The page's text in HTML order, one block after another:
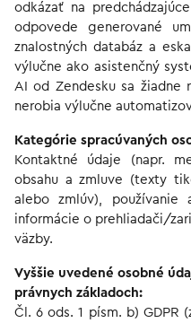
odkázať na
odpovede generované
znalostných databáz a
výlučne ako asistenčný
AI od Zendesku sa žiadne
nerobia výlučne
Kategórie spracúvaných
Kontaktné údaje (napr.
obsahu a zmluve (texty
alebo zmlúv), používanie
informácie o prehliadači/
väzby.
Vyššie uvedené osobné
právnych základoch:
Čl. 6 ods. 1 písm. b) GDPR